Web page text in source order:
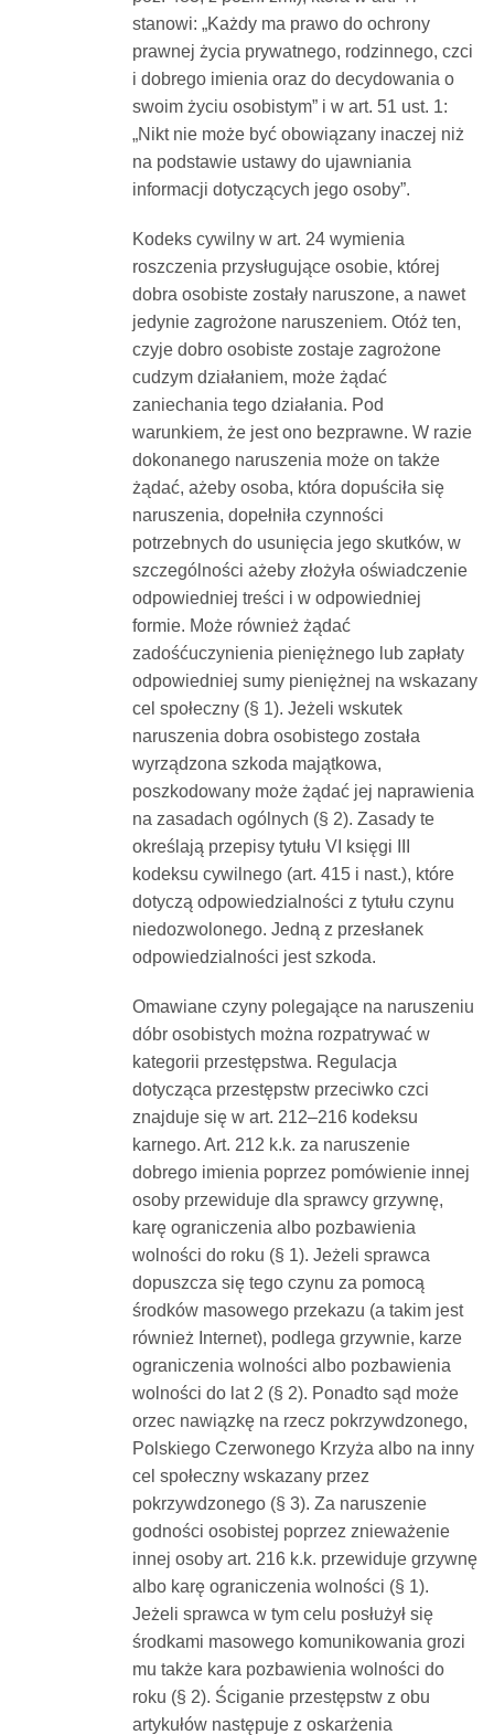
stanowi: „Każdy ma prawo do ochrony
prawnej życia prywatnego, rodzinnego, czci
i dobrego imienia oraz do decydowania o
swoim życiu osobistym” i w art. 51 ust. 1:
„Nikt nie może być obowiązany inaczej niż
na podstawie ustawy do ujawniania
informacji dotyczących jego osoby”.
Kodeks cywilny w art. 24 wymienia
roszczenia przysługujące osobie, której
dobra osobiste zostały naruszone, a nawet
jedynie zagrożone naruszeniem. Otóż ten,
czyje dobro osobiste zostaje zagrożone
cudzym działaniem, może żądać
zaniechania tego działania. Pod
warunkiem, że jest ono bezprawne. W razie
dokonanego naruszenia może on także
żądać, ażeby osoba, która dopuściła się
naruszenia, dopełniła czynności
potrzebnych do usunięcia jego skutków, w
szczególności ażeby złożyła oświadczenie
odpowiedniej treści i w odpowiedniej
formie. Może również żądać
zadośćuczynienia pieniężnego lub zapłaty
odpowiedniej sumy pieniężnej na wskazany
cel społeczny (§ 1). Jeżeli wskutek
naruszenia dobra osobistego została
wyrządzona szkoda majątkowa,
poszkodowany może żądać jej naprawienia
na zasadach ogólnych (§ 2). Zasady te
określają przepisy tytułu VI księgi III
kodeksu cywilnego (art. 415 i nast.), które
dotyczą odpowiedzialności z tytułu czynu
niedozwolonego. Jedną z przesłanek
odpowiedzialności jest szkoda.
Omawiane czyny polegające na naruszeniu
dóbr osobistych można rozpatrywać w
kategorii przestępstwa. Regulacja
dotycząca przestępstw przeciwko czci
znajduje się w art. 212–216 kodeksu
karnego. Art. 212 k.k. za naruszenie
dobrego imienia poprzez pomówienie innej
osoby przewiduje dla sprawcy grzywnę,
karę ograniczenia albo pozbawienia
wolności do roku (§ 1). Jeżeli sprawca
dopuszcza się tego czynu za pomocą
środków masowego przekazu (a takim jest
również Internet), podlega grzywnie, karze
ograniczenia wolności albo pozbawienia
wolności do lat 2 (§ 2). Ponadto sąd może
orzec nawiązkę na rzecz pokrzywdzonego,
Polskiego Czerwonego Krzyża albo na inny
cel społeczny wskazany przez
pokrzywdzonego (§ 3). Za naruszenie
godności osobistej poprzez znieważenie
innej osoby art. 216 k.k. przewiduje grzywnę
albo karę ograniczenia wolności (§ 1).
Jeżeli sprawca w tym celu posłużył się
środkami masowego komunikowania grozi
mu także kara pozbawienia wolności do
roku (§ 2). Ściganie przestępstw z obu
artykułów następuje z oskarżenia